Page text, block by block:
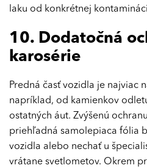
laku od konkrétnej
10. Dodatočná
karosérie
Predná časť vozidla je najviac
napríklad, od kamienkov
ostatných áut. Zvýšenú
priehľadná samolepiaca fólia
vozidla alebo nechať u
vrátane svetlometov. Okrem